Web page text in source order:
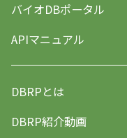
バイオDBポータル
APIマニュアル
DBRPとは
DBRP紹介動画